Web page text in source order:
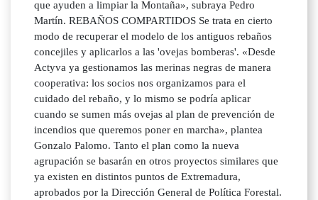
que ayuden a limpiar la Montaña», subraya Pedro
Martín. REBAÑOS COMPARTIDOS Se trata en cierto
modo de recuperar el modelo de los antiguos rebaños
concejiles y aplicarlos a las 'ovejas bomberas'. «Desde
Actyva ya gestionamos las merinas negras de manera
cooperativa: los socios nos organizamos para el
cuidado del rebaño, y lo mismo se podría aplicar
cuando se sumen más ovejas al plan de prevención de
incendios que queremos poner en marcha», plantea
Gonzalo Palomo. Tanto el plan como la nueva
agrupación se basarán en otros proyectos similares que
ya existen en distintos puntos de Extremadura,
aprobados por la Dirección General de Política Forestal.